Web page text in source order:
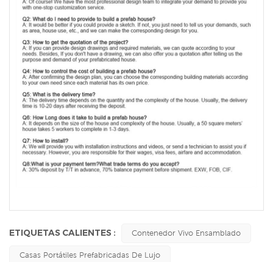
ETIQUETAS CALIENTES : Contenedor Vivo Ensamblado
Casas Portátiles Prefabricadas De Lujo